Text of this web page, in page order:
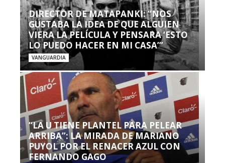
DIRECTOR DE MATAPANKI: “NOS
GUSTABA LA IDEA DE QUE ALGUIEN
VIERA LA PELÍCULA Y PENSARA ‘ESTO
LO PUEDO HACER EN MI CASA’”
VANGUARDIA
“LA U TIENE PLANTEL PARA PELEAR
ARRIBA”: LA MIRADA DE MARIANO
PUYOL POR EL RENACER AZUL CON
FERNANDO GAGO